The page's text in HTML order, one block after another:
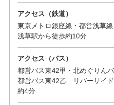
アクセス（鉄道）
東京メトロ銀座線・都営浅草
浅草駅から徒歩約10分
アクセス（バス）
都営バス東42甲・北めぐりん
都営バス東42乙 リバーサイ
約4分